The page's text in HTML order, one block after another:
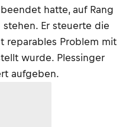
hatte, auf Rang
Er steuerte die
reparables Problem mit
wurde. Plessinger
aufgeben.